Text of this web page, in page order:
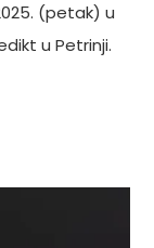
(petak) u
u Petrinji.